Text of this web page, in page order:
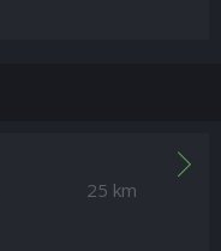
25 km